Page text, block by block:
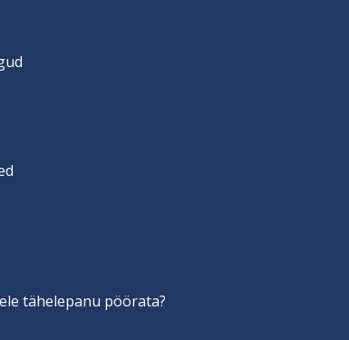
tähelepanu pöörata?